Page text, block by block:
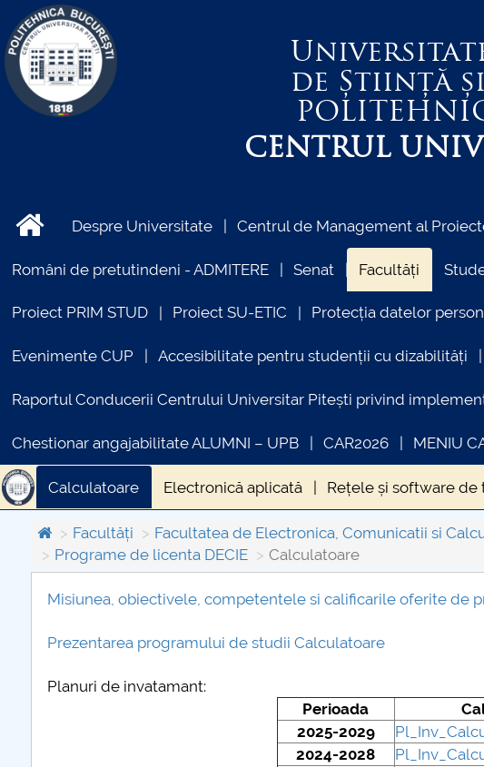
de Știință
CENTRUL
Despre Universitate Centrul de Management al
Români de pretutindeni - ADMITERE Senat Facultăți
Proiect PRIM STUD Proiect SU-ETIC Protecția datelor
Evenimente CUP Accesibilitate pentru studenții cu dizabilități
Raportul Conducerii Centrului Universitar Pitești privind
Chestionar angajabilitate ALUMNI – UPB CAR2026 MENIU
Calculatoare Electronică aplicată Rețele și software
Facultăți Facultatea de Electronica, Comunicatii si
Programe de licenta DECIE
Calculatoare
Misiunea, obiectivele, competentele si calificarile oferite de
Prezentarea programului de studii Calculatoare
Planuri de invatamant:
Perioada
2025-2029
2024-2028
COMUNICAT DE PRESA